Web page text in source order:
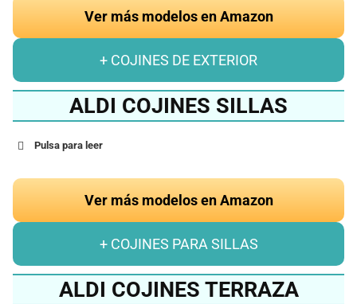
Ver más modelos en Amazon
+ COJINES DE EXTERIOR
ALDI COJINES SILLAS
Pulsa para leer
Ver más modelos en Amazon
+ COJINES PARA SILLAS
ALDI COJINES TERRAZA